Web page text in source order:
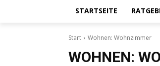
STARTSEITE
Start Wohnen: Wohnzimmer
WOHNEN: